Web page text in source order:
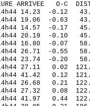
HEURE ARRIVEE
14.23 -0.12
19.06 -
14.57 -0.17
20.19 -0.10
16.80 -0.07
26.71 -
23.74 -0.20
27.11 0.02
41.42 0.12
26.68 0.21
27.32 0.08
41.97 0.44